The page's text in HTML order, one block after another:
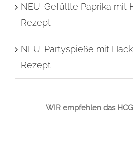
NEU: Gefüllte Paprika mit
Rezept
NEU: Partyspieße mit
Rezept
WIR empfehlen das